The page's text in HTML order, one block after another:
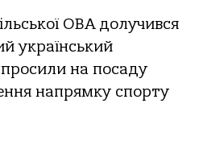
ОВА долучився
український
на посаду
напрямку спорту